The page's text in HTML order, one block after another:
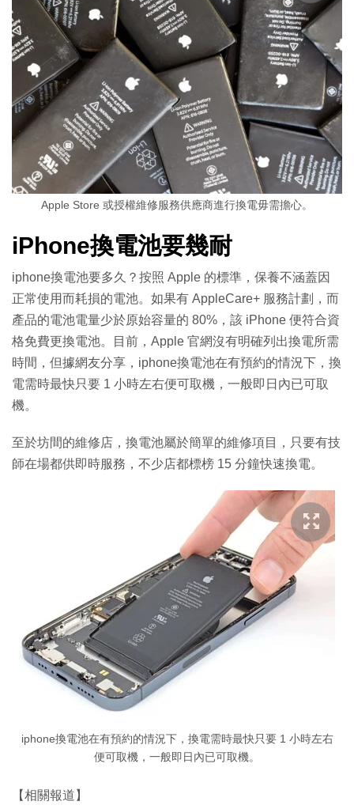
Apple Store 或授權維修服務供應商進行換電毋需擔心。
iPhone換電池要幾耐
iphone換電池要多久？按照 Apple 的標準，保養不涵蓋因
正常使用而耗損的電池。如果有 AppleCare+ 服務計劃，而
產品的電池電量少於原始容量的 80%，該 iPhone 便符合資
格免費更換電池。目前，Apple 官網沒有明確列出換電所需
時間，但據網友分享，iphone換電池在有預約的情況下，換
電需時最快只要 1 小時左右便可取機，一般即日內已可取
機。
至於坊間的維修店，換電池屬於簡單的維修項目，只要有技
師在場都供即時服務，不少店都標榜 15 分鐘快速換電。
iphone換電池在有預約的情況下，換電需時最快只要 1 小時左右
便可取機，一般即日內已可取機。
【相關報道】